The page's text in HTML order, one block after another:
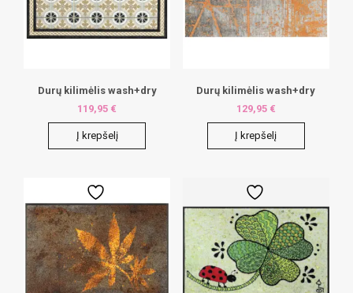
Durų kilimėlis wash+dry
119,95 €
Į krepšelį
Durų kilimėlis wash+dry
129,95 €
Į krepšelį